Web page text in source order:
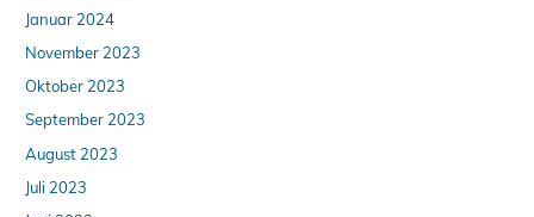
Januar 2024
November 2023
Oktober 2023
September 2023
August 2023
Juli 2023